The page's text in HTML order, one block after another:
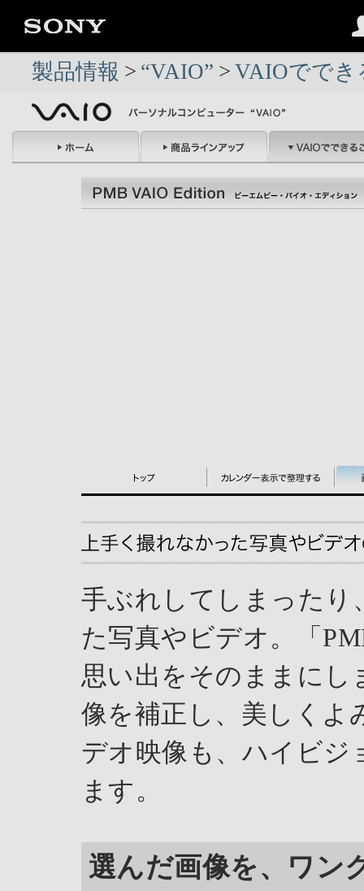
製品情報 > “VAIO” > VAIOででき
手ぶれしてしまったり
た写真やビデオ。「
思い出をそのままにし
像を補正し、美しくよ
デオ映像も、ハイビジ
ます。
選んだ画像を、ワン